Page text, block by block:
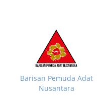
Barisan Pemuda Adat
Nusantara